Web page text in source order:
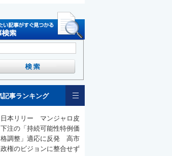
記事ランキング
日本リリー マンジャロ皮
下注の「持続可能性特例価
格調整」適応に反発 高市
政権のビジョンに整合せず